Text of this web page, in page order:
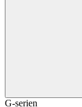
G-serien